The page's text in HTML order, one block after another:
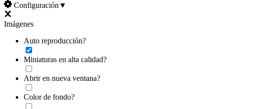
Configuración ▼
Imágenes
Auto reproducción?
Miniaturas en alta calidad?
Abrir en nueva ventana?
Color de fondo?